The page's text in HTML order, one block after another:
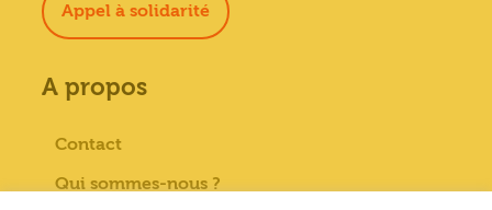
Appel à solidarité
A propos
Contact
Qui sommes-nous ?